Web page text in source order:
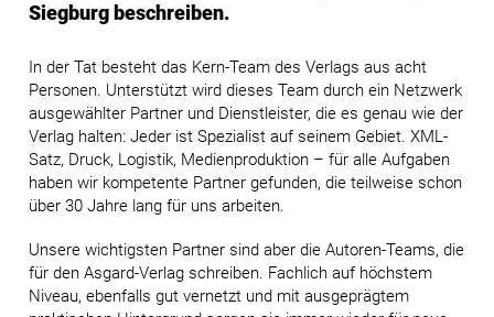
Siegburg beschreiben.
In der Tat besteht das Kern-Team des Verlags aus acht
Personen. Unterstützt wird dieses Team durch ein Netzwerk
ausgewählter Partner und Dienstleister, die es genau wie der
Verlag halten: Jeder ist Spezialist auf seinem Gebiet. XML-
Satz, Druck, Logistik, Medienproduktion – für alle Aufgaben
haben wir kompetente Partner gefunden, die teilweise schon
über 30 Jahre lang für uns arbeiten.
Unsere wichtigsten Partner sind aber die Autoren-Teams, die
für den Asgard-Verlag schreiben. Fachlich auf höchstem
Niveau, ebenfalls gut vernetzt und mit ausgeprägtem